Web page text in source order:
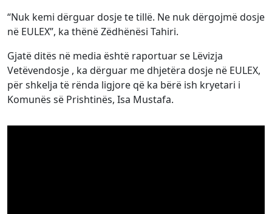
“Nuk kemi dërguar dosje te tillë. Ne nuk dërgojmë dosje
në EULEX”, ka thënë Zëdhënësi Tahiri.
Gjatë ditës në media është raportuar se Lëvizja
Vetëvendosje , ka dërguar me dhjetëra dosje në EULEX,
për shkelja të rënda ligjore që ka bërë ish kryetari i
Komunës së Prishtinës, Isa Mustafa.